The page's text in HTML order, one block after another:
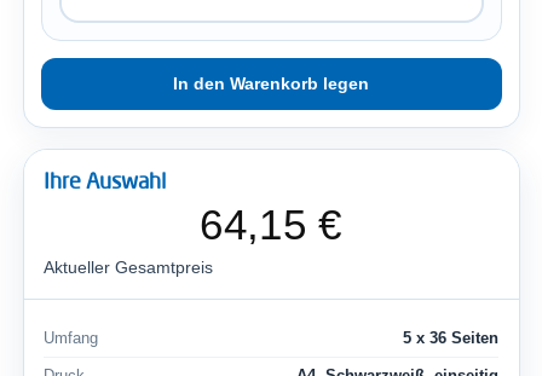
Ihre Auswahl
64,15 €
Aktueller Gesamtpreis
Umfang 5 x 36 Seiten